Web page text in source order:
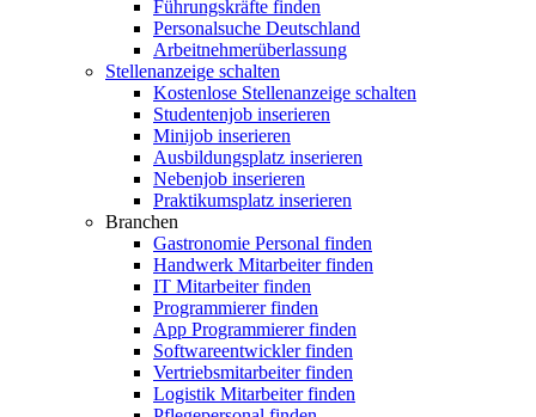
Führungskräfte finden
Personalsuche Deutschland
Arbeitnehmerüberlassung
Stellenanzeige schalten
Kostenlose Stellenanzeige schalten
Studentenjob inserieren
Minijob inserieren
Ausbildungsplatz inserieren
Nebenjob inserieren
Praktikumsplatz inserieren
Branchen
Gastronomie Personal finden
Handwerk Mitarbeiter finden
IT Mitarbeiter finden
Programmierer finden
App Programmierer finden
Softwareentwickler finden
Vertriebsmitarbeiter finden
Logistik Mitarbeiter finden